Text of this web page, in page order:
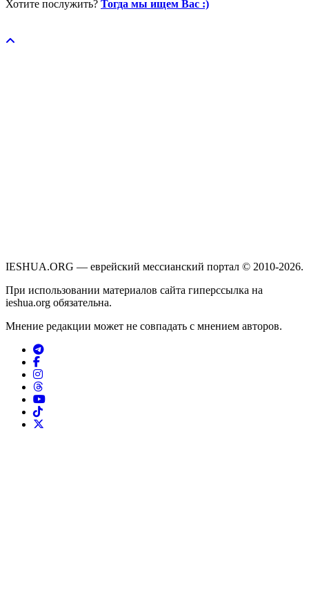
Хотите послужить? Тогда мы ищем Вас :)
IESHUA.ORG — еврейский мессианский портал © 2010-2026.
При использовании материалов сайта гиперссылка на
ieshua.org обязательна.
Мнение редакции может не совпадать с мнением авторов.